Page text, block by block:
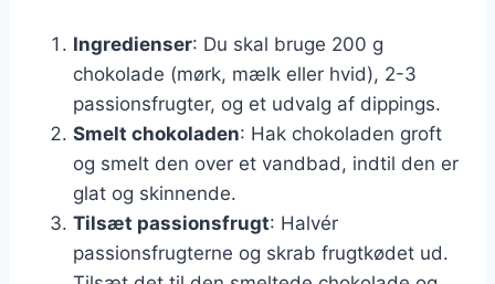
Ingredienser: Du skal bruge 200 g
chokolade (mørk, mælk eller hvid), 2-3
passionsfrugter, og et udvalg af dippings.
Smelt chokoladen: Hak chokoladen groft
og smelt den over et vandbad, indtil den er
glat og skinnende.
Tilsæt passionsfrugt: Halvér
passionsfrugterne og skrab frugtkødet ud.